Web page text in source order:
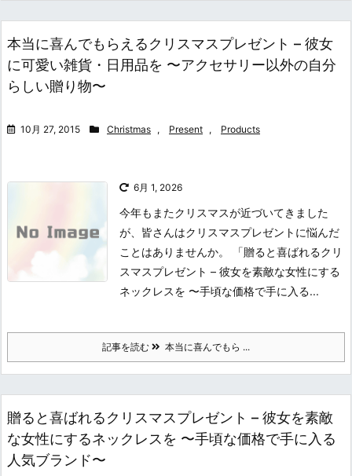
本当に喜んでもらえるクリスマスプレゼント – 彼女
に可愛い雑貨・日用品を 〜アクセサリー以外の自分
らしい贈り物〜
10月 27, 2015 Christmas , Present , Products
6月 1, 2026
今年もまたクリスマスが近づいてきました
が、皆さんはクリスマスプレゼントに悩んだ
ことはありませんか。 「贈ると喜ばれるクリ
スマスプレゼント – 彼女を素敵な女性にする
ネックレスを 〜手頃な価格で手に入る...
記事を読む 本当に喜んでもら ...
贈ると喜ばれるクリスマスプレゼント – 彼女を素敵
な女性にするネックレスを 〜手頃な価格で手に入る
人気ブランド〜